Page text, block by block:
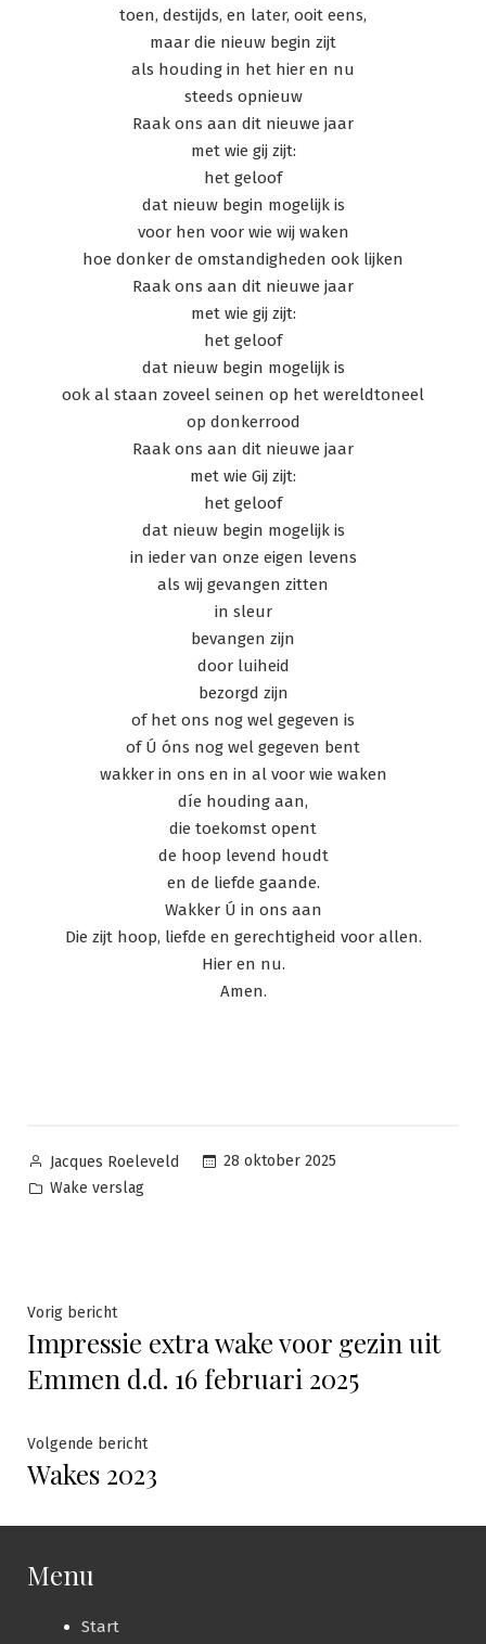
toen, destijds, en later, ooit eens,
maar die nieuw begin zijt
als houding in het hier en nu
steeds opnieuw
Raak ons aan dit nieuwe jaar
met wie gij zijt:
het geloof
dat nieuw begin mogelijk is
voor hen voor wie wij waken
hoe donker de omstandigheden ook lijken
Raak ons aan dit nieuwe jaar
met wie gij zijt:
het geloof
dat nieuw begin mogelijk is
ook al staan zoveel seinen op het wereldtoneel
op donkerrood
Raak ons aan dit nieuwe jaar
met wie Gij zijt:
het geloof
dat nieuw begin mogelijk is
in ieder van onze eigen levens
als wij gevangen zitten
in sleur
bevangen zijn
door luiheid
bezorgd zijn
of het ons nog wel gegeven is
of Ú óns nog wel gegeven bent
wakker in ons en in al voor wie waken
díe houding aan,
die toekomst opent
de hoop levend houdt
en de liefde gaande.
Wakker Ú in ons aan
Die zijt hoop, liefde en gerechtigheid voor allen.
Hier en nu.
Amen.
Geplaatst
door
Jacques Roeleveld
28 oktober 2025
Geplaatst
Wake verslag
Bericht
navigatie
Vorig berichtVorig
bericht:
Impressie extra wake voor gezin uit
Emmen d.d. 16 februari 2025
Volgende berichtVolgende
bericht:
Wakes 2023
Menu
Start